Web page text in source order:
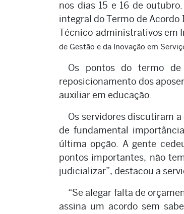
nos dias 15 e 16 de
integral do Termo de Acordo
Técnico-administrativos em
de Gestão e da Inovação em
Os pontos do termo de
reposicionamento dos
auxiliar em educação.
Os servidores discutiram
de fundamental
última opção. A gente
pontos importantes, não
judicializar”, destacou a
“Se alegar falta de
assina um acordo sem